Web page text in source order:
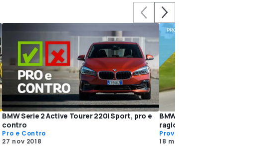
BMW Serie 2 Active Tourer 220i Sport, pro e
contro
Pro e Contro
27 nov 2018
BMW Serie 2 Active Tourer,
ragionata
Prove su strada
18 mag 2018